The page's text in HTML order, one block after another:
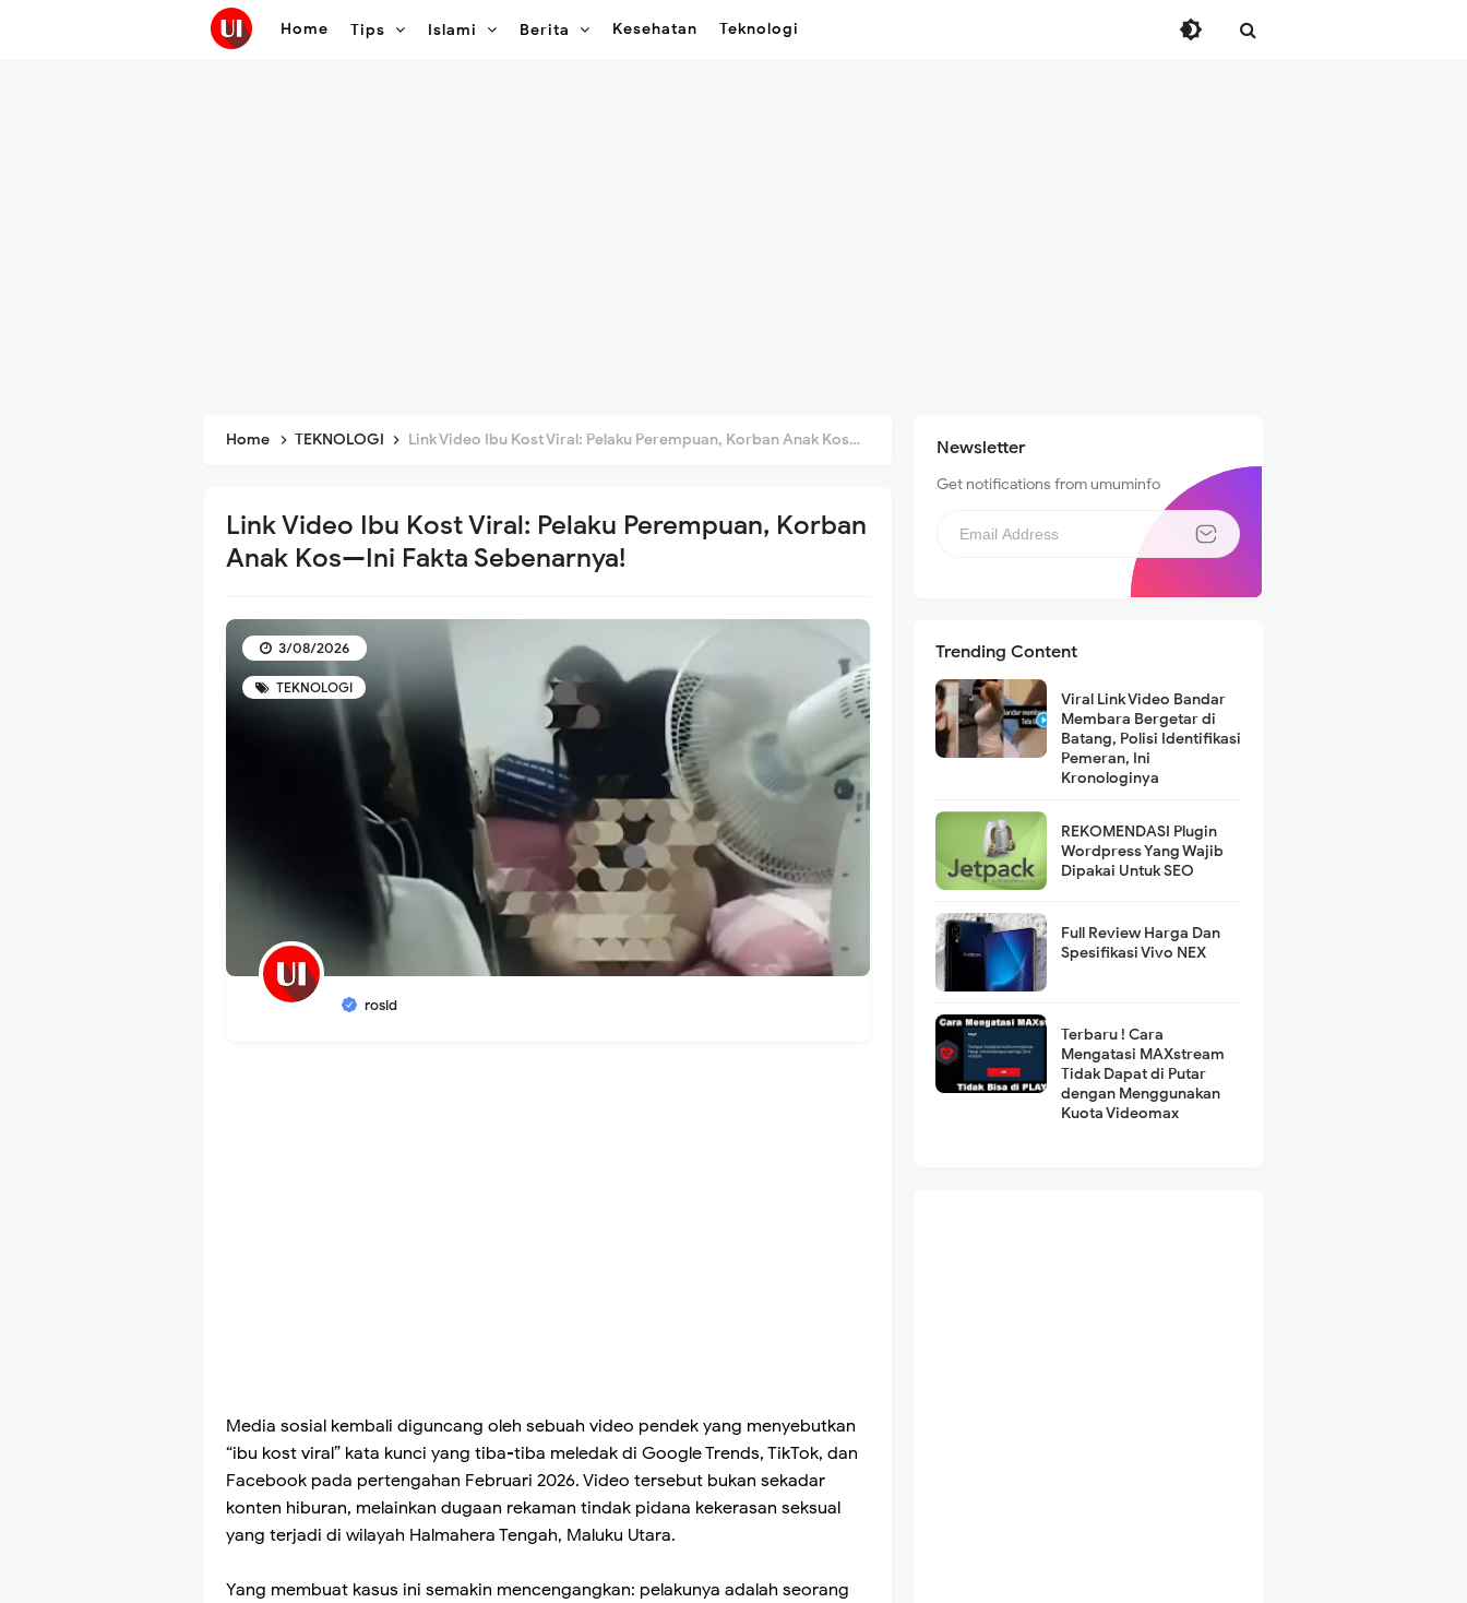
Home Tips Islami Berita Kesehatan Teknologi
Home TEKNOLOGI Link Video Ibu Kost Viral: Pelaku Perempuan, Korban Anak Kos—Ini Fakta Sebenarnya!
Link Video Ibu Kost Viral: Pelaku Perempuan, Korban
Anak Kos—Ini Fakta Sebenarnya!
TEKNOLOGI
rosid
3/08/2026
Media sosial kembali diguncang oleh sebuah video pendek yang menyebutkan
“ibu kost viral” kata kunci yang tiba-tiba meledak di Google Trends, TikTok, dan
Facebook pada pertengahan Februari 2026. Video tersebut bukan sekadar
konten hiburan, melainkan dugaan rekaman tindak pidana kekerasan seksual
yang terjadi di wilayah Halmahera Tengah, Maluku Utara.
Yang membuat kasus ini semakin mencengangkan: pelakunya adalah seorang
Newsletter
Get notifications from umuminfo
Trending Content
Viral Link Video Bandar
Membara Bergetar di
Batang, Polisi Identifikasi
Pemeran, Ini
Kronologinya
REKOMENDASI Plugin
Wordpress Yang Wajib
Dipakai Untuk SEO
Full Review Harga Dan
Spesifikasi Vivo NEX
Terbaru ! Cara
Mengatasi MAXstream
Tidak Dapat di Putar
dengan Menggunakan
Kuota Videomax